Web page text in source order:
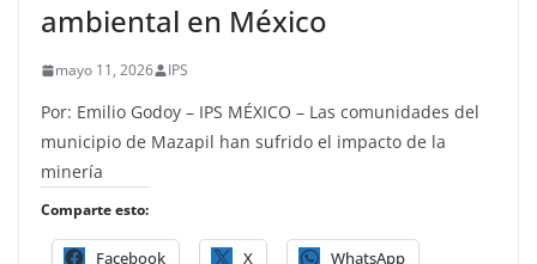
ambiental en México
mayo 11, 2026 IPS
Por: Emilio Godoy – IPS MÉXICO – Las comunidades del
municipio de Mazapil han sufrido el impacto de la
minería
Comparte esto:
Facebook X WhatsApp